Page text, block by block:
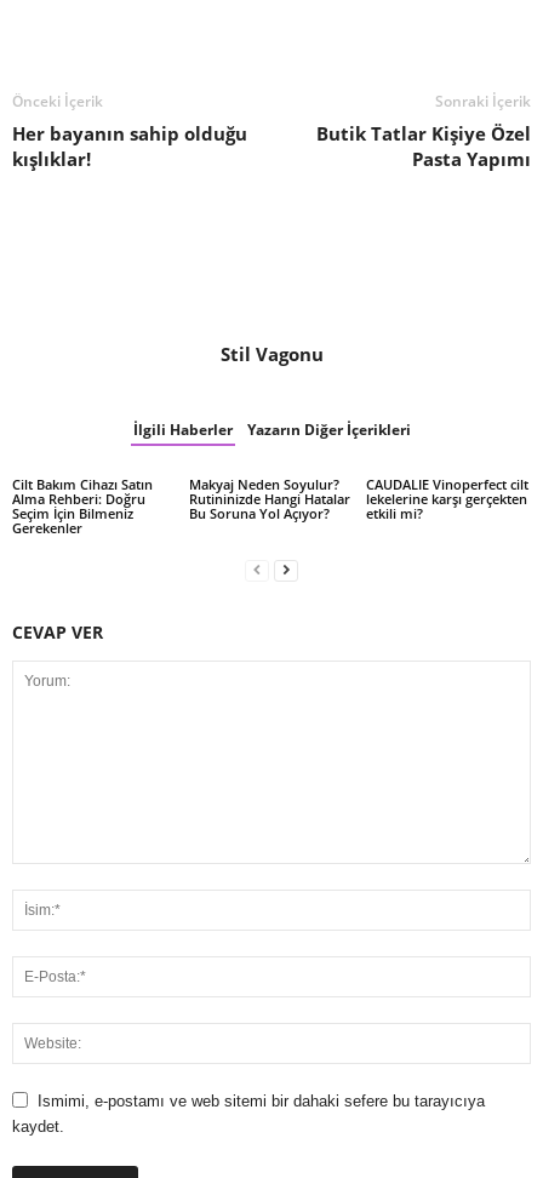
Önceki İçerik
Her bayanın sahip olduğu
kışlıklar!
Sonraki İçerik
Butik Tatlar Kişiye Özel
Pasta Yapımı
Stil Vagonu
İlgili Haberler Yazarın Diğer İçerikleri
Cilt Bakım Cihazı Satın
Alma Rehberi: Doğru
Seçim İçin Bilmeniz
Gerekenler
Makyaj Neden Soyulur?
Rutininizde Hangi Hatalar
Bu Soruna Yol Açıyor?
CAUDALIE Vinoperfect cilt
lekelerine karşı gerçekten
etkili mi?
CEVAP VER
Ismimi, e-postamı ve web sitemi bir dahaki sefere bu tarayıcıya
kaydet.